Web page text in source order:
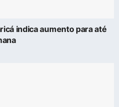
indica aumento para até